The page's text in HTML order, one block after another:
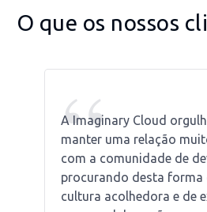
Peça uma
O que os nossos
“
A Imaginary Cloud
manter uma relação
com a comunidade de
procurando desta forma
cultura acolhedora e de